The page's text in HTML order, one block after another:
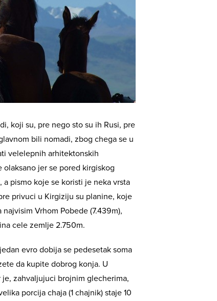
koji su, pre nego sto su ih Rusi, pre
bili nomadi, zbog chega se u
velelepnih arhitektonskih
jer se pored kirgiskog
pismo koje se koristi je neka vrsta
privuci u Kirgiziju su planine, koje
Vrhom Pobede (7.439m),
cele zemlje 2.750m.
evro dobija se pedesetak soma
da kupite dobrog konja. U
zahvaljujuci brojnim glecherima,
porcija chaja (1 chajnik) staje 10